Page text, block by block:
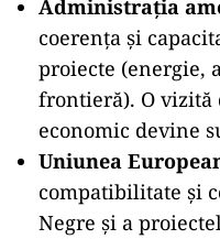
Administrația
coerența și
proiecte (energie,
frontieră). O vizită
economic devine
Uniunea
compatibilitate și
Negre și a